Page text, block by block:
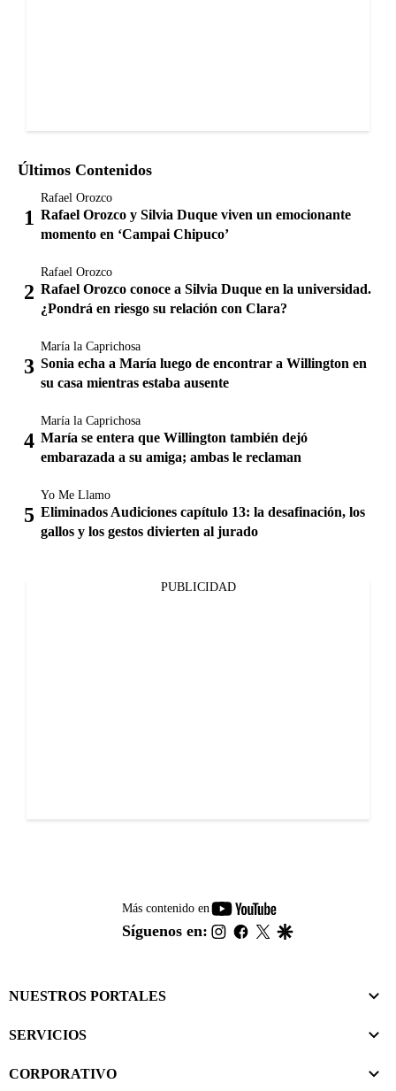
Últimos Contenidos
Rafael Orozco
Rafael Orozco y Silvia Duque viven un emocionante
momento en ‘Campai Chipuco’
Rafael Orozco
Rafael Orozco conoce a Silvia Duque en la universidad.
¿Pondrá en riesgo su relación con Clara?
María la Caprichosa
Sonia echa a María luego de encontrar a Willington en
su casa mientras estaba ausente
María la Caprichosa
María se entera que Willington también dejó
embarazada a su amiga; ambas le reclaman
Yo Me Llamo
Eliminados Audiciones capítulo 13: la desafinación, los
gallos y los gestos divierten al jurado
PUBLICIDAD
Más contenido en
youtube-
footer
Síguenos en: instagram
facebook
twitter
NUESTROS PORTALES
SERVICIOS
CORPORATIVO